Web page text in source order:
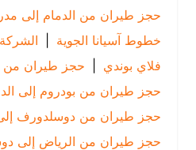
حجز طيران من الدمام إلى مدريد |
خطوط آسيانا الجوية
| الشركة
فلاي بوندي |حجز طيران من
حجز طيران من بودروم إلى الدمام
|
حجز طيران من دوسلدورف إلى
حجز طيران من الرياض إلى